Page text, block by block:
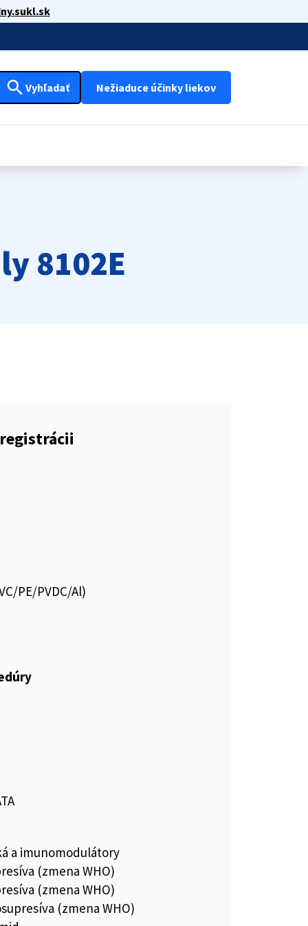
search Vyhľadať Nežiaduce účinky liekov
8102E
PE/PVDC/Al)
a imunomodulátory
(zmena WHO)
(zmena WHO)
(zmena WHO)